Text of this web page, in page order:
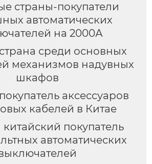
страны-покупатели
автоматических
на 2000А
среди основных
механизмов надувных
шкафов
аксессуаров
кабелей в Китае
покупатель
автоматических